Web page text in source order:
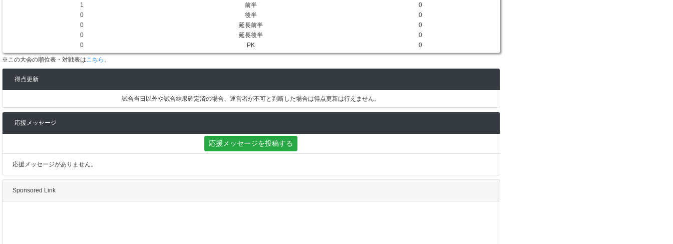
1 前半
0
0
後半
0
0
延長前半
0
0
延長後半
0
0
PK 0
※この大会の順位表・対戦表はこちら 。
得点更新
試合当日以外や試合結果確定済の場合、運営者が不可と判断した場合は得点更新は行えません。
応援メッセージ
応援メッセージを投稿する
応援メッセージがありません。
Sponsored Link